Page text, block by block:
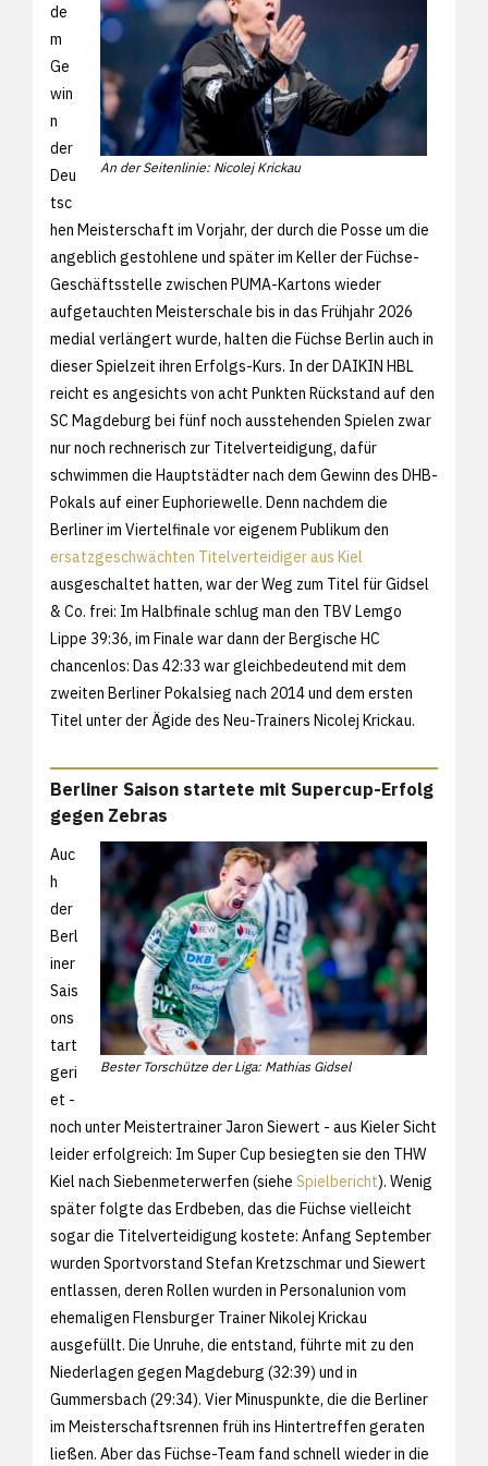
An der Seitenlinie: Nicolej Krickau
de
m
Ge
win
n
der
Deu
tsc
hen Meisterschaft im Vorjahr, der durch die Posse um die
angeblich gestohlene und später im Keller der Füchse-
Geschäftsstelle zwischen PUMA-Kartons wieder
aufgetauchten Meisterschale bis in das Frühjahr 2026
medial verlängert wurde, halten die Füchse Berlin auch in
dieser Spielzeit ihren Erfolgs-Kurs. In der DAIKIN HBL
reicht es angesichts von acht Punkten Rückstand auf den
SC Magdeburg bei fünf noch ausstehenden Spielen zwar
nur noch rechnerisch zur Titelverteidigung, dafür
schwimmen die Hauptstädter nach dem Gewinn des DHB-
Pokals auf einer Euphoriewelle. Denn nachdem die
Berliner im Viertelfinale vor eigenem Publikum den
ersatzgeschwächten Titelverteidiger aus Kiel
ausgeschaltet hatten, war der Weg zum Titel für Gidsel
& Co. frei: Im Halbfinale schlug man den TBV Lemgo
Lippe 39:36, im Finale war dann der Bergische HC
chancenlos: Das 42:33 war gleichbedeutend mit dem
zweiten Berliner Pokalsieg nach 2014 und dem ersten
Titel unter der Ägide des Neu-Trainers Nicolej Krickau.
Berliner Saison startete mit Supercup-Erfolg
gegen Zebras
Bester Torschütze der Liga: Mathias Gidsel
Auc
h
der
Berl
iner
Sais
ons
tart
geri
et -
noch unter Meistertrainer Jaron Siewert - aus Kieler Sicht
leider erfolgreich: Im Super Cup besiegten sie den THW
Kiel nach Siebenmeterwerfen (siehe Spielbericht). Wenig
später folgte das Erdbeben, das die Füchse vielleicht
sogar die Titelverteidigung kostete: Anfang September
wurden Sportvorstand Stefan Kretzschmar und Siewert
entlassen, deren Rollen wurden in Personalunion vom
ehemaligen Flensburger Trainer Nikolej Krickau
ausgefüllt. Die Unruhe, die entstand, führte mit zu den
Niederlagen gegen Magdeburg (32:39) und in
Gummersbach (29:34). Vier Minuspunkte, die die Berliner
im Meisterschaftsrennen früh ins Hintertreffen geraten
ließen. Aber das Füchse-Team fand schnell wieder in die